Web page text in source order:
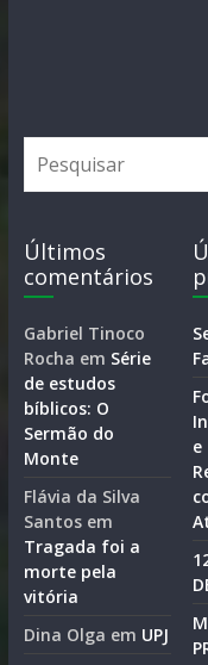
Últimos
comentários
Gabriel Tinoco
Rocha em Série
de estudos
bíblicos: O
Sermão do
Monte
Flávia da Silva
Santosem
Tragada foi a
morte pela
vitória
Dina Olga em UPJ
e